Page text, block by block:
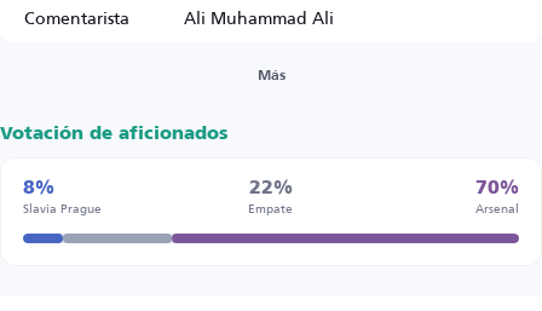
Comentarista
Ali Muhammad Ali
Más
Votación de aficionados
8%
Slavia Prague
22%
Empate
70%
Arsenal